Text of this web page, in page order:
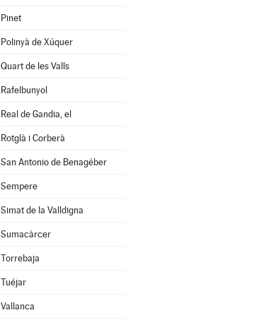
Pinet
Polinyà de Xúquer
Quart de les Valls
Rafelbunyol
Real de Gandia, el
Rotglà i Corberà
San Antonio de Benagéber
Sempere
Simat de la Valldigna
Sumacàrcer
Torrebaja
Tuéjar
Vallanca